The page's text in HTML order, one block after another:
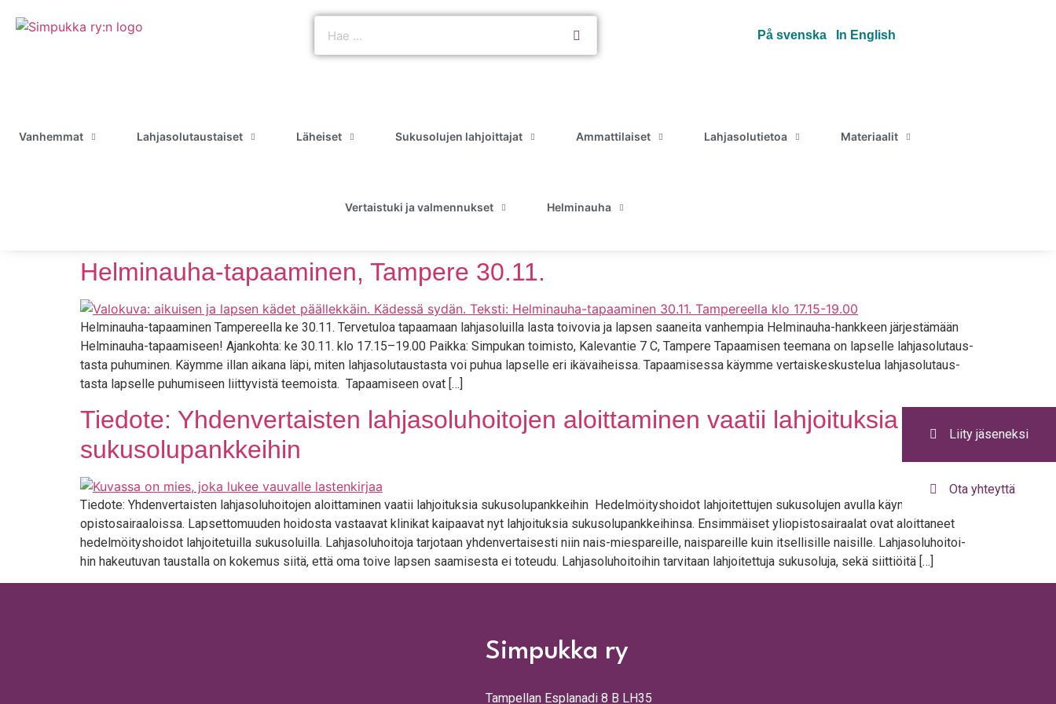
På svenska In English
Vanhemmat Lahjasolutaustaiset Läheiset Sukusolujen lahjoittajat Ammattilaiset Lahjasolutietoa Materiaalit
Vertaistuki ja valmennukset Helminauha
Helminauha-tapaaminen, Tampere 30.11.
Hel­mi­nau­ha-tapaa­mi­nen Tam­pe­reel­la ke 30.11. Ter­ve­tu­loa tapaa­maan lah­ja­so­luil­la las­ta toi­vo­via ja lap­sen saa­nei­ta van­hem­pia Hel­mi­nau­ha-hank­keen jär­jes­tä­mään
Hel­mi­nau­ha-tapaa­mi­seen! Ajan­koh­ta: ke 30.11. klo 17.15–19.00 Paik­ka: Sim­pu­kan toi­mis­to, Kale­van­tie 7 C, Tam­pe­re Tapaa­mi­sen tee­ma­na on lap­sel­le lah­ja­so­lu­taus­
tas­ta puhu­mi­nen. Käym­me illan aika­na läpi, miten lah­ja­so­lu­taus­tas­ta voi puhua lap­sel­le eri ikä­vai­heis­sa. Tapaa­mi­ses­sa käym­me ver­tais­kes­kus­te­lua lah­ja­so­lu­taus­
tas­ta lap­sel­le puhu­mi­seen liit­ty­vis­tä tee­mois­ta. Tapaa­mi­seen ovat […]
Tiedote: Yhdenvertaisten lahjasoluhoitojen aloittaminen vaatii lahjoituksia
sukusolupankkeihin
Tie­do­te: Yhden­ver­tais­ten lah­ja­so­lu­hoi­to­jen aloit­ta­mi­nen vaa­tii lah­joi­tuk­sia sukuso­lu­pank­kei­hin Hedel­möi­tys­hoi­dot lah­joi­tet­tu­jen sukuso­lu­jen avul­la käyn­nis­ty­vät yli­
opis­to­sai­raa­lois­sa. Lap­set­to­muu­den hoi­dos­ta vas­taa­vat kli­ni­kat kai­paa­vat nyt lah­joi­tuk­sia sukuso­lu­pank­kei­hin­sa. Ensim­mäi­set yli­opis­to­sai­raa­lat ovat aloit­ta­neet
hedel­möi­tys­hoi­dot lah­joi­te­tuil­la sukuso­luil­la. Lah­ja­so­lu­hoi­to­ja tar­jo­taan yhden­ver­tai­ses­ti niin nais-mies­pa­reil­le, nais­pa­reil­le kuin itsel­li­sil­le nai­sil­le. Lah­ja­so­lu­hoi­toi­
hin hakeu­tu­van taus­tal­la on koke­mus sii­tä, että oma toi­ve lap­sen saa­mi­ses­ta ei toteu­du. Lah­ja­so­lu­hoi­toi­hin tar­vi­taan lah­joi­tet­tu­ja sukuso­lu­ja, sekä siittiöitä […]
Simpukka ry
Tampellan Esplanadi 8 B LH35
Liity jäseneksi
Ota yhteyttä